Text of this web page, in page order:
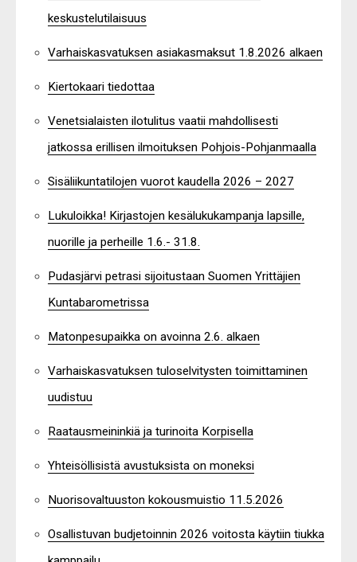
keskustelutilaisuus
Varhaiskasvatuksen asiakasmaksut 1.8.2026 alkaen
Kiertokaari tiedottaa
Venetsialaisten ilotulitus vaatii mahdollisesti
jatkossa erillisen ilmoituksen Pohjois-Pohjanmaalla
Sisäliikuntatilojen vuorot kaudella 2026 – 2027
Lukuloikka! Kirjastojen kesälukukampanja lapsille,
nuorille ja perheille 1.6.- 31.8.
Pudasjärvi petrasi sijoitustaan Suomen Yrittäjien
Kuntabarometrissa
Matonpesupaikka on avoinna 2.6. alkaen
Varhaiskasvatuksen tuloselvitysten toimittaminen
uudistuu
Raatausmeininkiä ja turinoita Korpisella
Yhteisöllisistä avustuksista on moneksi
Nuorisovaltuuston kokousmuistio 11.5.2026
Osallistuvan budjetoinnin 2026 voitosta käytiin tiukka